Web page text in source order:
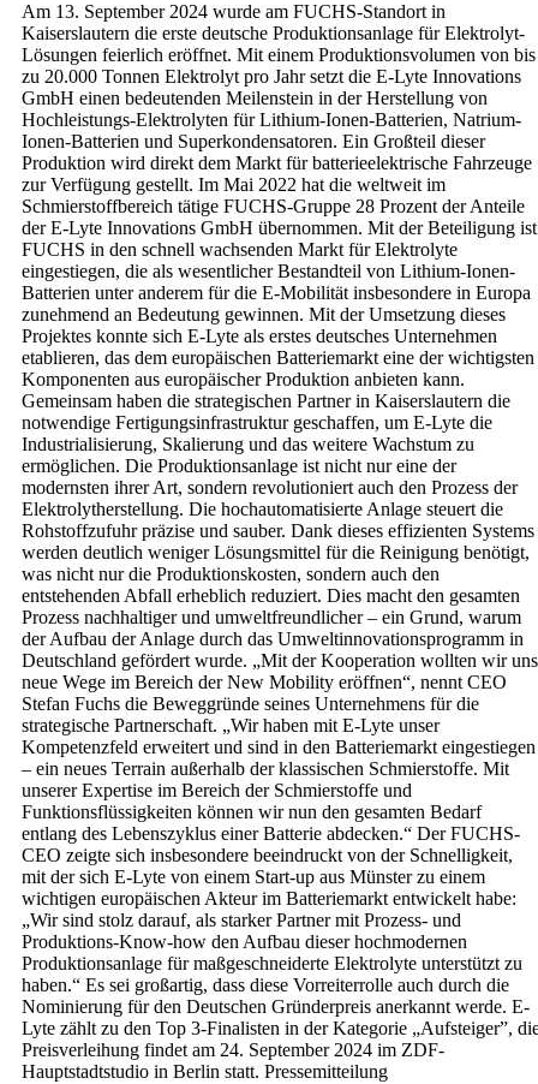
Am 13. September 2024 wurde am FUCHS-Standort in
Kaiserslautern die erste deutsche Produktionsanlage für Elektrolyt-
Lösungen feierlich eröffnet. Mit einem Produktionsvolumen von bis
zu 20.000 Tonnen Elektrolyt pro Jahr setzt die E-Lyte Innovations
GmbH einen bedeutenden Meilenstein in der Herstellung von
Hochleistungs-Elektrolyten für Lithium-Ionen-Batterien, Natrium-
Ionen-Batterien und Superkondensatoren. Ein Großteil dieser
Produktion wird direkt dem Markt für batterieelektrische Fahrzeuge
zur Verfügung gestellt. Im Mai 2022 hat die weltweit im
Schmierstoffbereich tätige FUCHS-Gruppe 28 Prozent der Anteile
der E-Lyte Innovations GmbH übernommen. Mit der Beteiligung ist
FUCHS in den schnell wachsenden Markt für Elektrolyte
eingestiegen, die als wesentlicher Bestandteil von Lithium-Ionen-
Batterien unter anderem für die E-Mobilität insbesondere in Europa
zunehmend an Bedeutung gewinnen. Mit der Umsetzung dieses
Projektes konnte sich E-Lyte als erstes deutsches Unternehmen
etablieren, das dem europäischen Batteriemarkt eine der wichtigsten
Komponenten aus europäischer Produktion anbieten kann.
Gemeinsam haben die strategischen Partner in Kaiserslautern die
notwendige Fertigungsinfrastruktur geschaffen, um E-Lyte die
Industrialisierung, Skalierung und das weitere Wachstum zu
ermöglichen. Die Produktionsanlage ist nicht nur eine der
modernsten ihrer Art, sondern revolutioniert auch den Prozess der
Elektrolytherstellung. Die hochautomatisierte Anlage steuert die
Rohstoffzufuhr präzise und sauber. Dank dieses effizienten Systems
werden deutlich weniger Lösungsmittel für die Reinigung benötigt,
was nicht nur die Produktionskosten, sondern auch den
entstehenden Abfall erheblich reduziert. Dies macht den gesamten
Prozess nachhaltiger und umweltfreundlicher – ein Grund, warum
der Aufbau der Anlage durch das Umweltinnovationsprogramm in
Deutschland gefördert wurde. „Mit der Kooperation wollten wir uns
neue Wege im Bereich der New Mobility eröffnen“, nennt CEO
Stefan Fuchs die Beweggründe seines Unternehmens für die
strategische Partnerschaft. „Wir haben mit E-Lyte unser
Kompetenzfeld erweitert und sind in den Batteriemarkt eingestiegen
– ein neues Terrain außerhalb der klassischen Schmierstoffe. Mit
unserer Expertise im Bereich der Schmierstoffe und
Funktionsflüssigkeiten können wir nun den gesamten Bedarf
entlang des Lebenszyklus einer Batterie abdecken.“ Der FUCHS-
CEO zeigte sich insbesondere beeindruckt von der Schnelligkeit,
mit der sich E-Lyte von einem Start-up aus Münster zu einem
wichtigen europäischen Akteur im Batteriemarkt entwickelt habe:
„Wir sind stolz darauf, als starker Partner mit Prozess- und
Produktions-Know-how den Aufbau dieser hochmodernen
Produktionsanlage für maßgeschneiderte Elektrolyte unterstützt zu
haben.“ Es sei großartig, dass diese Vorreiterrolle auch durch die
Nominierung für den Deutschen Gründerpreis anerkannt werde. E-
Lyte zählt zu den Top 3-Finalisten in der Kategorie „Aufsteiger”,
Preisverleihung findet am 24. September 2024 im ZDF-
Hauptstadtstudio in Berlin statt. Pressemitteilung